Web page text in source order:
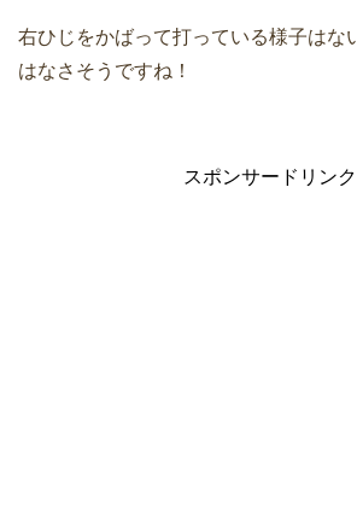
右ひじをかばって打っている様子はな
はなさそうですね！
スポンサードリンク